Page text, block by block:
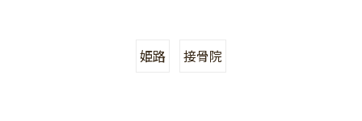
姫路 接骨院